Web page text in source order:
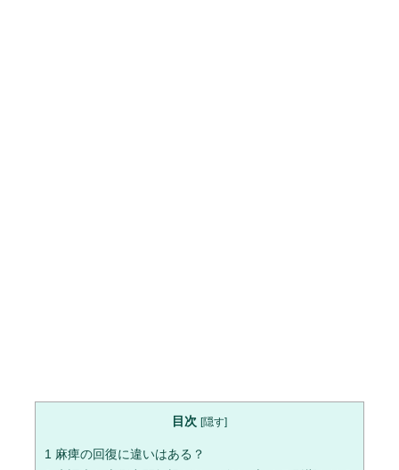
目次 [隠す]
1 麻痺の回復に違いはある？